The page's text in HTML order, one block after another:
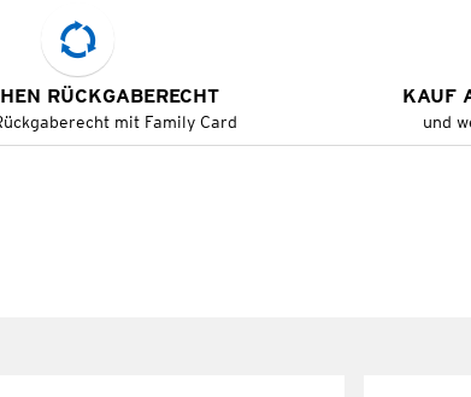
RÜCKGABERECHT
mit Family Card
KAUF
und